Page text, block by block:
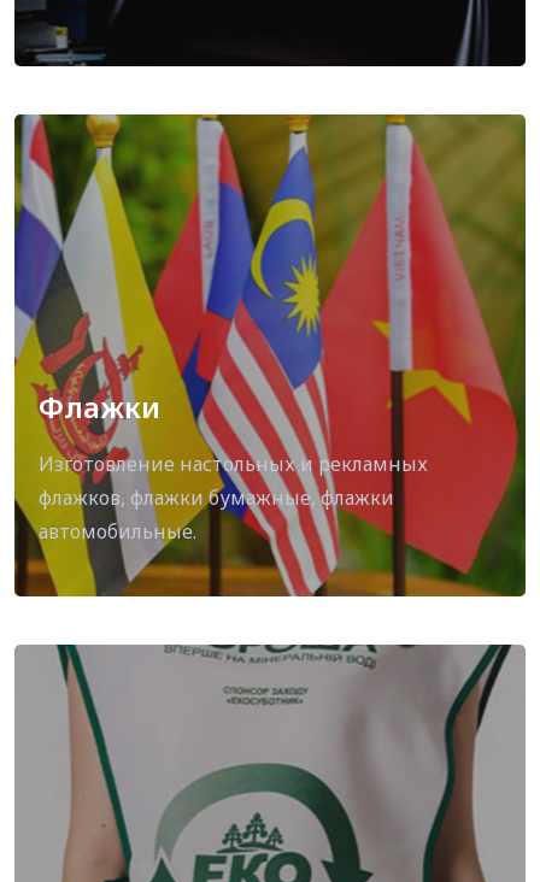
Флажки
Изготовление настольных и рекламных
флажков, флажки бумажные, флажки
автомобильные.